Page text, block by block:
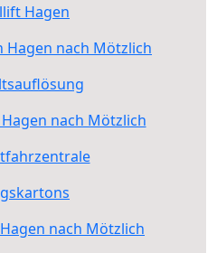
Hagen
Hagen nach Mötzlich
nach Mötzlich
nach Mötzlich